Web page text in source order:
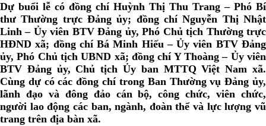
Dự buổi lễ có đồng chí Huỳnh Thị Thu Trang – Phó Bí
thư Thường trực Đảng ủy; đồng chí Nguyễn Thị Nhật
Linh – Ủy viên BTV Đảng ủy, Phó Chủ tịch Thường trực
HĐND xã; đồng chí Bá Minh Hiếu – Ủy viên BTV Đảng
ủy, Phó Chủ tịch UBND xã; đồng chí Y Thoàng – Ủy viên
BTV Đảng ủy, Chủ tịch Ủy ban MTTQ Việt Nam xã.
Cùng dự có các đồng chí trong Ban Thường vụ Đảng ủy,
lãnh đạo và đông đảo cán bộ, công chức, viên chức,
người lao động các ban, ngành, đoàn thể và lực lượng vũ
trang trên địa bàn xã.